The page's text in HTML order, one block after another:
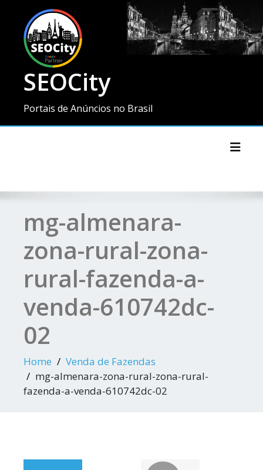
SEOCity
Portais de Anúncios no Brasil
mg-almenara-
zona-rural-zona-
rural-fazenda-a-
venda-610742dc-
02
Home
Venda de Fazendas
mg-almenara-zona-rural-zona-rural-
fazenda-a-venda-610742dc-02